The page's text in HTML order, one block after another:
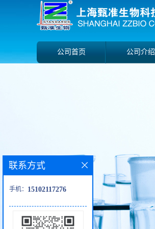
公司首页 公司介绍
联系方式
手机： 15102117276